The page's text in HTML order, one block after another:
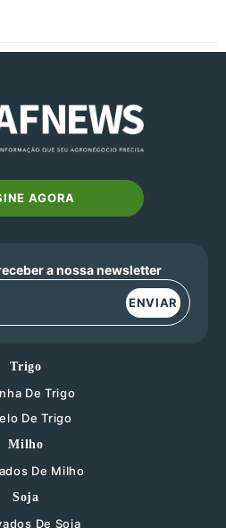
AGORA
a nossa newsletter
ENVIAR
Trigo
De Trigo
De Trigo
Milho
De Milho
Soja
De Soja